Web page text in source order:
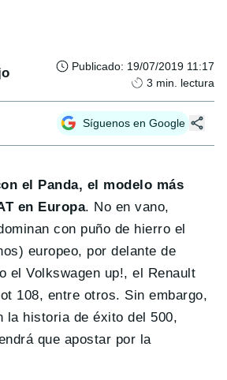
Publicado: 19/07/2019 11:17
3 min. lectura
Síguenos en Google
el Panda, el modelo más
en Europa. No en vano,
con puño de hierro el
europeo, por delante de
el Volkswagen up!, el Renault
108, entre otros. Sin embargo,
la historia de éxito del 500,
que apostar por la